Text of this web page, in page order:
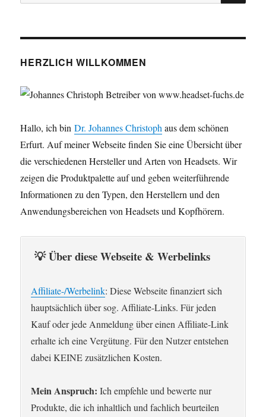
HERZLICH WILLKOMMEN
Hallo, ich binDr. Johannes Christophaus dem schönen
Erfurt. Auf meiner Webseite finden Sie eine Übersicht über
die verschiedenen Hersteller und Arten von Headsets. Wir
zeigen die Produktpalette auf und geben weiterführende
Informationen zu den Typen, den Herstellern und den
Anwendungsbereichen von Headsets und Kopfhörern.
💡 Über diese Webseite & Werbelinks
Affiliate-/Werbelink: Diese Webseite finanziert sich
hauptsächlich über sog. Affiliate-Links. Für jeden
Kauf oder jede Anmeldung über einen Affiliate-Link
erhalte ich eine Vergütung. Für den Nutzer entstehen
dabei KEINE zusätzlichen Kosten.
Mein Anspruch: Ich empfehle und bewerte nur
Produkte, die ich inhaltlich und fachlich beurteilen